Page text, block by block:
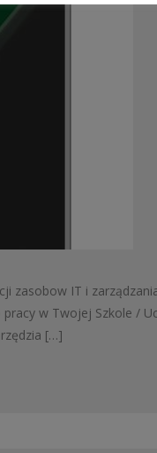
IT i
w Twojej Szkole /
[…]